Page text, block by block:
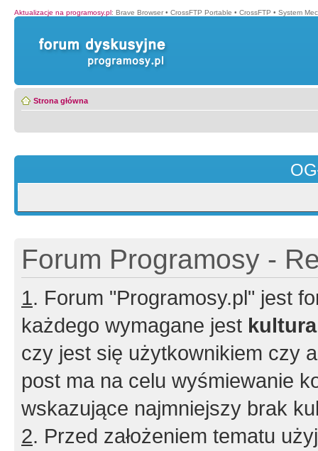
Aktualizacje na programosy.pl: Brave Browser • CrossFTP Portable • CrossFTP • System
Strona główna
Forum Programosy -
1. Forum "Programosy.pl" jest
każdego wymagane jest
czy jest się użytkownikiem czy
post ma na celu wyśmiewanie
wskazujące najmniejszy brak
2. Przed założeniem tematu